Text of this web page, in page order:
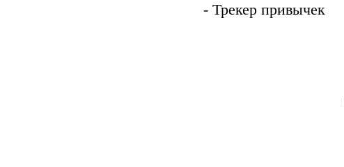
- Трекер привычек